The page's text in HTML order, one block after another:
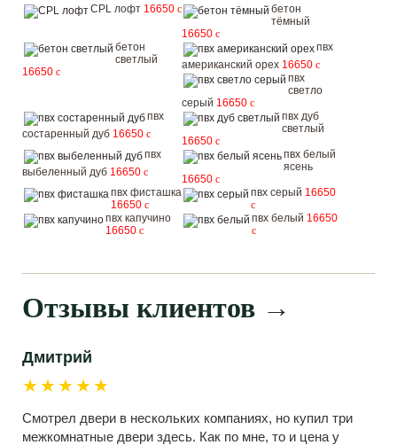
CPL лофт 16650 c
бетон
тёмный
16650 c
бетон
светлый
16650 c
пвх
американский орех 16650 c
пвх
светло
серый 16650 c
пвх
состаренный дуб 16650 c
пвх дуб
светлый
16650 c
пвх
выбеленный дуб 16650 c
пвх белый
ясень
16650 c
пвх фисташка
16650 c
пвх серый 16650
c
пвх капучино
16650 c
пвх белый 16650
c
Отзывы клиентов →
Дмитрий
★★★★★
Смотрел двери в нескольких компаниях, но купил три
межкомнатные двери здесь. Как по мне, то и цена у